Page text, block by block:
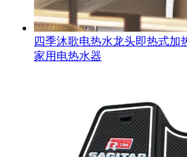
四季沐歌电热水龙头即热式加
家用电热水器